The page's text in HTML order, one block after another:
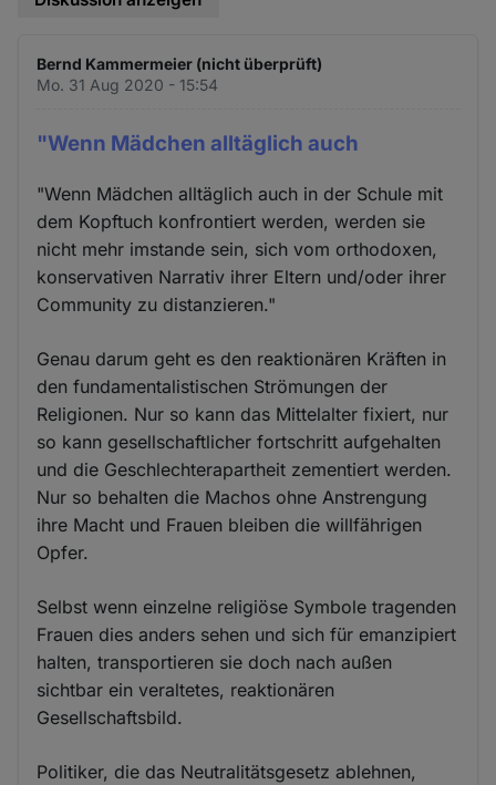
Bernd Kammermeier (nicht überprüft)
Mo. 31 Aug 2020 - 15:54
"Wenn Mädchen alltäglich auch
"Wenn Mädchen alltäglich auch in der Schule mit
dem Kopftuch konfrontiert werden, werden sie
nicht mehr imstande sein, sich vom orthodoxen,
konservativen Narrativ ihrer Eltern und/oder ihrer
Community zu distanzieren."
Genau darum geht es den reaktionären Kräften in
den fundamentalistischen Strömungen der
Religionen. Nur so kann das Mittelalter fixiert, nur
so kann gesellschaftlicher fortschritt aufgehalten
und die Geschlechterapartheit zementiert werden.
Nur so behalten die Machos ohne Anstrengung
ihre Macht und Frauen bleiben die willfährigen
Opfer.
Selbst wenn einzelne religiöse Symbole tragenden
Frauen dies anders sehen und sich für emanzipiert
halten, transportieren sie doch nach außen
sichtbar ein veraltetes, reaktionären
Gesellschaftsbild.
Politiker, die das Neutralitätsgesetz ablehnen,